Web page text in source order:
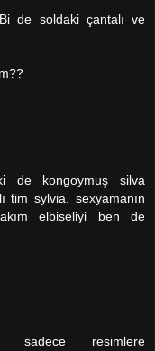
de soldaki çantalı ve
de kongoymuş silva
tim sylvia. sexyamanın
elbiseliyi ben de
resimlere